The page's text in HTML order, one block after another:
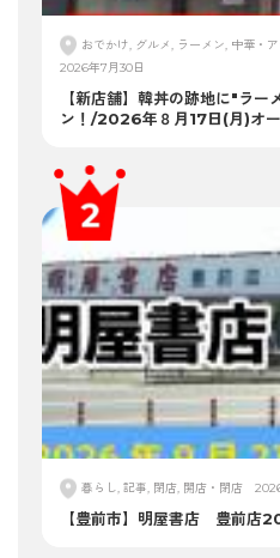
おでかけ, グルメ, ラーメン, 中華・
2026年7月30日
【新店舗】韓丼の跡地に"ラ
ン！/2026年８月17日(月)オ
暮らし, 記事, 閉店, 開店・閉店
【豊前市】明屋書店 豊前店